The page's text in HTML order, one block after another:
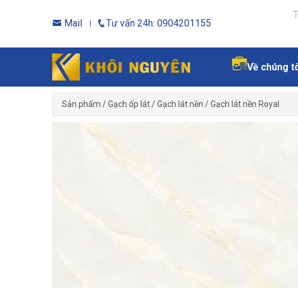
Mail Tư vấn 24h: 0904201155
Về chúng
Sản phẩm /Gạch ốp lát/Gạch lát nền /Gạch lát nền Royal